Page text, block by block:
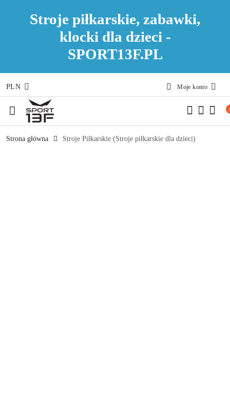
Stroje piłkarskie, zabawki,
klocki dla dzieci -
SPORT13F.PL
Przejdź do treści głównej
Przejdź do wyszukiwarki
Przejdź do moje konto
Przejdź do menu głównego
Przejdź do opisu produktu
Przejdź do stopki
PLN Moje konto
Strona główna Stroje Piłkarskie (Stroje piłkarskie dla dzieci)